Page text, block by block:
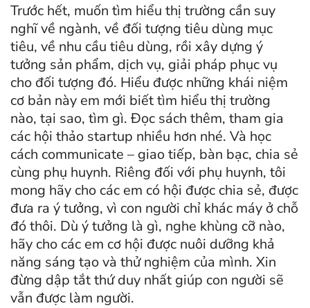
Trước hết, muốn tìm hiểu thị trường cần suy
nghĩ về ngành, về đối tượng tiêu dùng mục
tiêu, về nhu cầu tiêu dùng, rồi xây dựng ý
tưởng sản phẩm, dịch vụ, giải pháp phục vụ
cho đối tượng đó. Hiểu được những khái niệm
cơ bản này em mới biết tìm hiểu thị trường
nào, tại sao, tìm gì. Đọc sách thêm, tham gia
các hội thảo startup nhiều hơn nhé. Và học
cách communicate – giao tiếp, bàn bạc, chia sẻ
cùng phụ huynh. Riêng đối với phụ huynh, tôi
mong hãy cho các em có hội được chia sẻ, được
đưa ra ý tưởng, vì con người chỉ khác máy ở chỗ
đó thôi. Dù ý tưởng là gì, nghe khùng cỡ nào,
hãy cho các em cơ hội được nuôi dưỡng khả
năng sáng tạo và thử nghiệm của mình. Xin
đừng dập tắt thứ duy nhất giúp con người sẽ
vẫn được làm người.